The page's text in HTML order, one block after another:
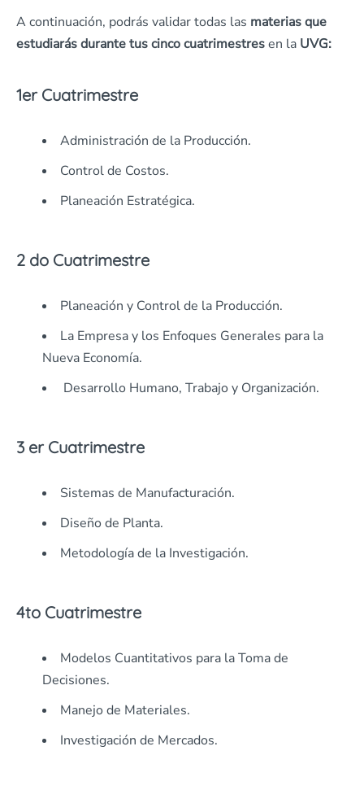
A continuación, podrás validar todas las materias que
estudiarás durante tus cinco cuatrimestresen la UVG:
1er Cuatrimestre
Administración de la Producción.
Control de Costos.
Planeación Estratégica.
2 do Cuatrimestre
Planeación y Control de la Producción.
La Empresa y los Enfoques Generales para la
Nueva Economía.
Desarrollo Humano, Trabajo y Organización.
3 er Cuatrimestre
Sistemas de Manufacturación.
Diseño de Planta.
Metodología de la Investigación.
4to Cuatrimestre
Modelos Cuantitativos para la Toma de
Decisiones.
Manejo de Materiales.
Investigación de Mercados.